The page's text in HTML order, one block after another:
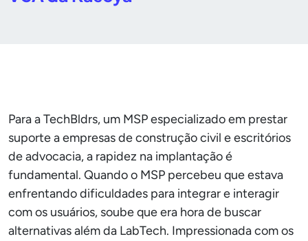
Para a TechBldrs, um MSP especializado em prestar
suporte a empresas de construção civil e escritórios
de advocacia, a rapidez na implantação é
fundamental. Quando o MSP percebeu que estava
enfrentando dificuldades para integrar e interagir
com os usuários, soube que era hora de buscar
alternativas além da LabTech. Impressionada com os